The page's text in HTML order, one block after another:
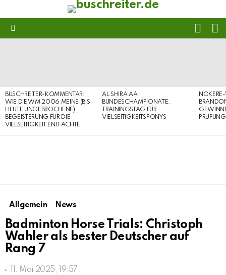
BUSCHREITER-KOMMENTAR:
WIE DIE WM 2006 MEINE (BIS
HEUTE UNGEBROCHENE)
BEGEISTERUNG FÜR DIE
VIELSEITIGKEIT ENTFACHTE
AL SHIRA’AA
BUNDESCHAMPIONATE:
TRAININGSTAG FÜR
VIELSEITIGKEITSPONYS
PRÜFUNG
Allgemein News
Badminton Horse Trials: Christoph
Wahler als bester Deutscher auf
Rang 7
11. Mai 2025, 19:57